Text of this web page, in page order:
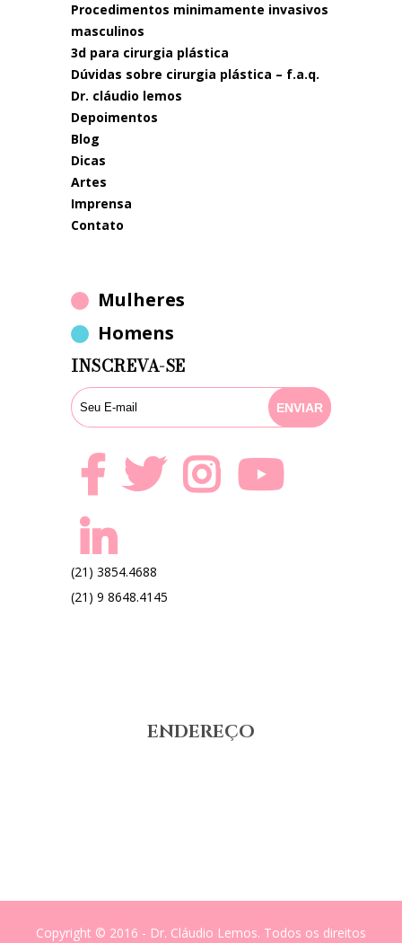
procedimentos minimamente invasivos
masculinos
3d para cirurgia plástica
dúvidas sobre cirurgia plástica – f.a.q.
dr. cláudio lemos
depoimentos
blog
dicas
artes
imprensa
contato
Mulheres
Homens
INSCREVA-SE
(21) 3854.4688
(21) 9 8648.4145
ENDEREÇO
Copyright © 2016 - Dr. Cláudio Lemos. Todos os direitos